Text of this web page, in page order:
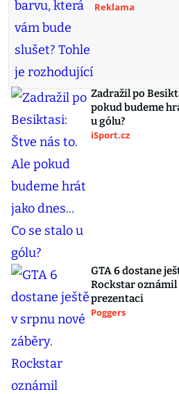
Reklama
Zadražil po
pokud budeme
u gólu?
iSport.cz
GTA 6 dostane
Rockstar
prezentaci
Poggers